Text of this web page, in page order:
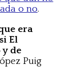
o no.
era
El
de
Puig